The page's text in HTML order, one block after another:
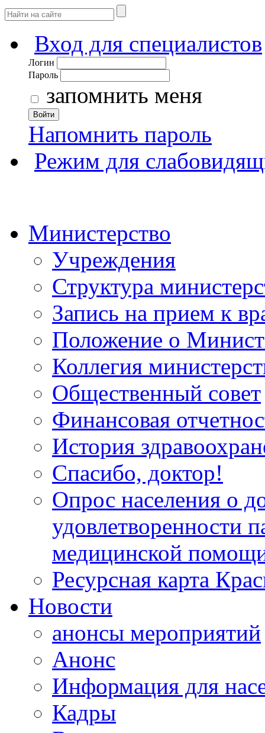
Вход для специалистов
Логин
Пароль
запомнить меня
Войти
Напомнить пароль
Режим для
Министерство
Учреждения
Структура
Запись на прием к
Положение о
Коллегия
Общественный совет
Финансовая
История
Спасибо, доктор!
Опрос населения о
удовлетворенности
медицинской
Ресурсная карта
Новости
анонсы мероприятий
Анонс
Информация для
Кадры